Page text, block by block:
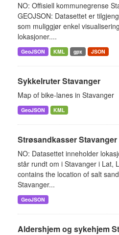
NO: Offisiell kommunegrense
GEOJSON: Datasettet er
som muliggjør enkel
lokasjoner....
GeoJSON KML gpx JSON
Sykkelruter Stavanger
Map of bike-lanes in Stavanger
GeoJSON KML
Strøsandkasser Stavanger
NO: Datasettet inneholder
står rundt om i Stavanger i Lat,
contains the location of salt
Stavanger...
GeoJSON
Aldershjem og sykehjem